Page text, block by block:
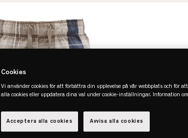
Cookies
Vi använder cookies för att förbättra din upplevelse på vår webbplats och för
alla cookies eller uppdatera dina val under cookie-inställningar. Information om
Avvisa alla cookies
Acceptera alla cookies